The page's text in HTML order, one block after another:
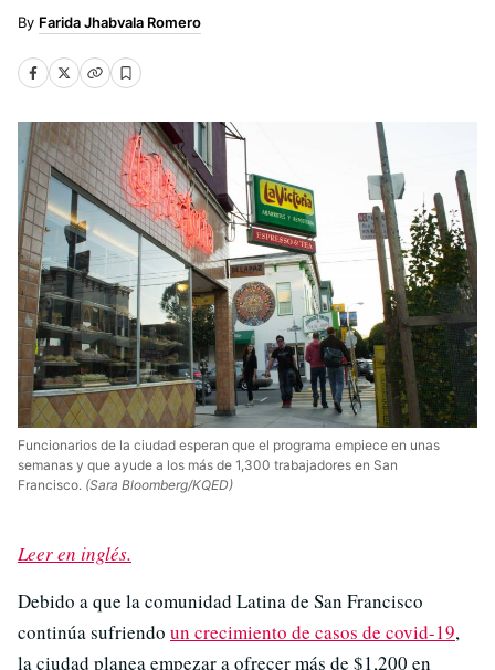
Farida Jhabvala Romero
Funcionarios de la ciudad esperan que el programa empiece en unas
semanas y que ayude a los más de 1,300 trabajadores en San
Francisco. (Sara Bloomberg/KQED)
Leer en inglés.
Debido a que la comunidad Latina de San Francisco
continúa sufriendo un crecimiento de casos de covid-19,
la ciudad planea empezar a ofrecer más de $1,200 en